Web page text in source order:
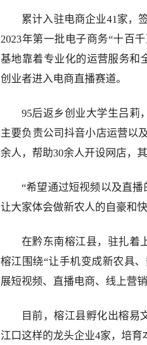
累计入驻电商企业41家，
2023年第一批电子商务“十百
基地靠着专业化的运营服务和
创业者进入电商直播赛道。
95后返乡创业大学生吕莉
主要负责公司抖音小店运营以
余人，帮助30余人开设网店，
“希望通过短视频以及直
让大家体会做新农人的自豪和快
在黔东南榕江县，驻扎着
榕江围绕“让手机变成新农具
展短视频、直播电商、线上营
目前，榕江县孵化出榕易
江口这样的龙头企业4家，培